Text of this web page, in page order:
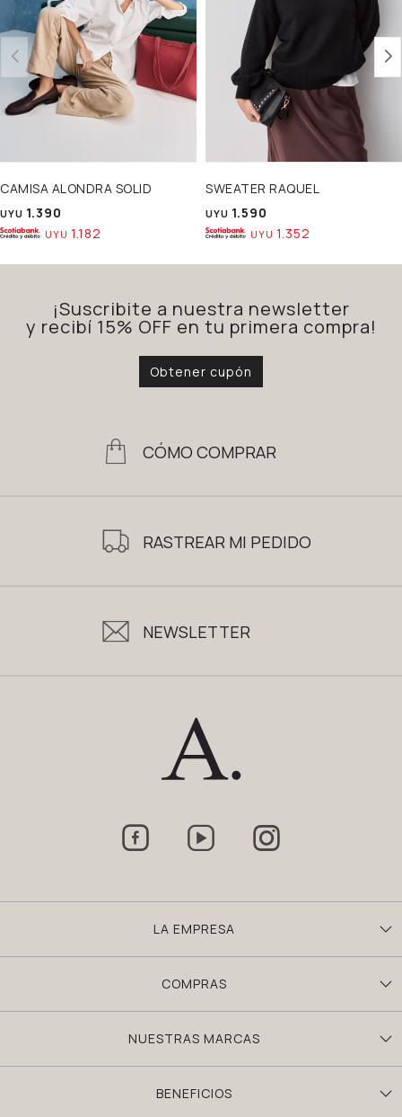
CAMISA ALONDRA SOLID
UYU 1.390
UYU 1.182
SWEATER RAQUEL
UYU 1.590
UYU 1.352
¡Suscribite a nuestra newsletter
y recibí 15% OFF en tu primera compra!
Obtener cupón
CÓMO COMPRAR
RASTREAR MI PEDIDO
NEWSLETTER
LA EMPRESA
COMPRAS
NUESTRAS MARCAS
BENEFICIOS
  